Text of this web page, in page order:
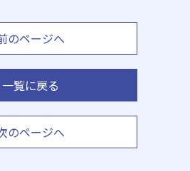
のページへ
一覧に戻る
のページへ